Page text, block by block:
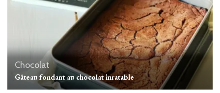
Chocolat
Gâteau fondant au chocolat inratable